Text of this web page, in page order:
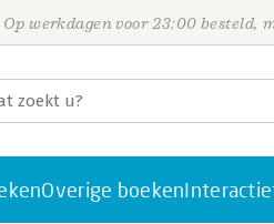
Op werkdagen voor 23:00 besteld,
Overige boeken